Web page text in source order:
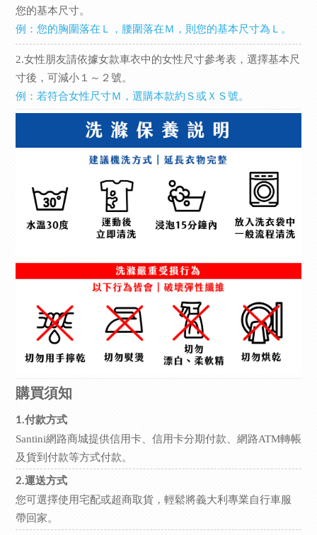
您的基本尺寸。
例：您的胸圍落在Ｌ，腰圍落在Ｍ，則您的基本尺寸為Ｌ。
2.女性朋友請依據女款車衣中的女性尺寸參考表，選擇基本尺
寸後，可減小１～２號。
例：若符合女性尺寸Ｍ，選購本款約Ｓ或ＸＳ號。
購買須知
1.付款方式
Santini網路商城提供信用卡、信用卡分期付款、網路ATM轉帳
及貨到付款等方式付款。
2.運送方式
您可選擇使用宅配或超商取貨，輕鬆將義大利專業自行車服
帶回家。